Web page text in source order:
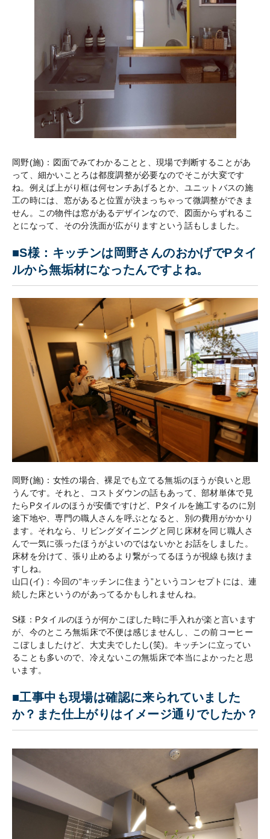
岡野(施)：図面でみてわかることと、現場で判断することがあ
って、細かいことろは都度調整が必要なのでそこが大変です
ね。例えば上がり框は何センチあげるとか、ユニットバスの施
工の時には、窓があると位置が決まっちゃって微調整ができま
せん。この物件は窓があるデザインなので、図面からずれるこ
とになって、その分洗面が広がりますという話もしました。
■S様：キッチンは岡野さんのおかげでPタイ
ルから無垢材になったんですよね。
岡野(施)：女性の場合、裸足でも立てる無垢のほうが良いと思
うんです。それと、コストダウンの話もあって、部材単体で見
たらPタイルのほうが安価ですけど、Pタイルを施工するのに別
途下地や、専門の職人さんを呼ぶとなると、別の費用がかかり
ます。それなら、リビングダイニングと同じ床材を同じ職人さ
んで一気に張ったほうがよいのではないかとお話をしました。
床材を分けて、張り止めるより繋がってるほうが視線も抜けま
すしね。
山口(イ)：今回の“キッチンに住まう”というコンセプトには、連
続した床というのがあってるかもしれませんね。
S様：Pタイルのほうが何かこぼした時に手入れが楽と言います
が、今のところ無垢床で不便は感じませんし、この前コーヒー
こぼしましたけど、大丈夫でしたし(笑)。キッチンに立ってい
ることも多いので、冷えないこの無垢床で本当によかったと思
います。
■工事中も現場は確認に来られていました
か？また仕上がりはイメージ通りでしたか？